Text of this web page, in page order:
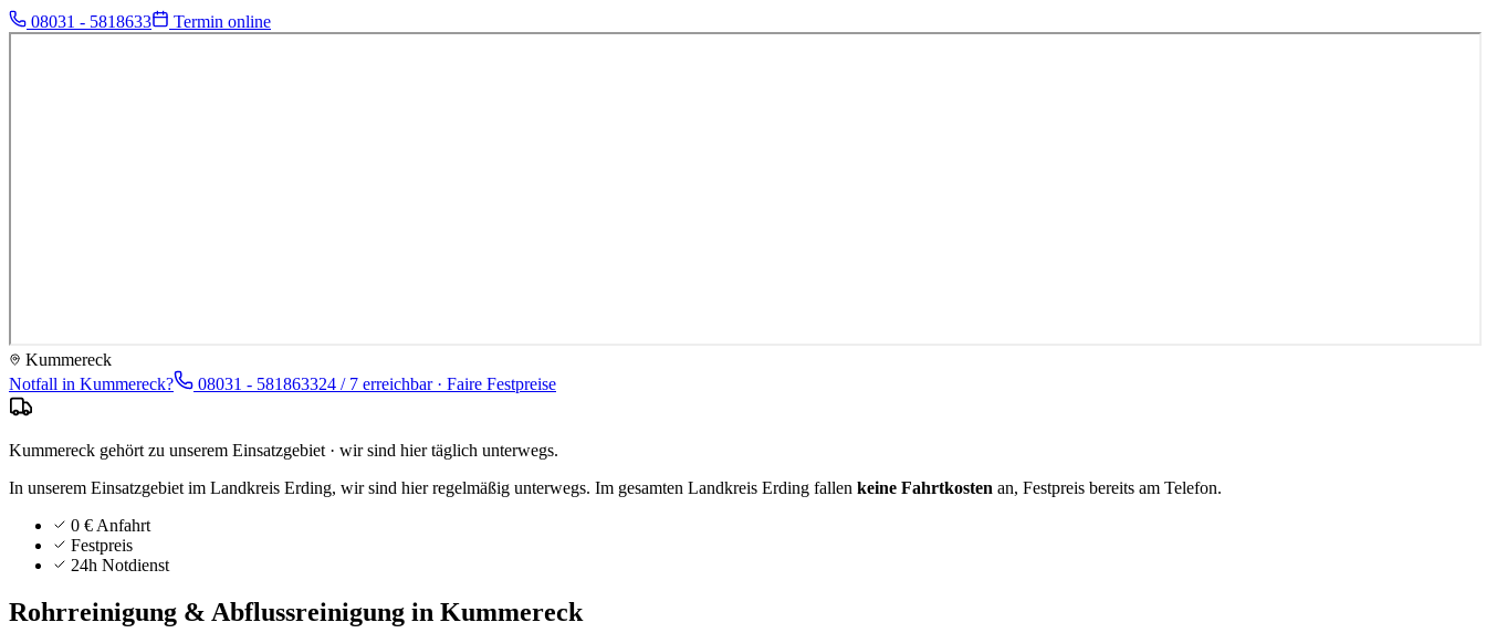
08031 - 5818633 Termin online
Kummereck
Notfall in Kummereck? 08031 - 581863324 / 7 erreichbar · Faire Festpreise
Kummereck gehört zu unserem Einsatzgebiet · wir sind hier täglich unterwegs.
In unserem Einsatzgebiet im Landkreis Erding, wir sind hier regelmäßig unterwegs. Im gesamten Landkreis Erding fallen keine Fahrtkosten an, Festpreis bereits am Telefon.
0 € Anfahrt
Festpreis
24h Notdienst
Rohrreinigung & Abflussreinigung in Kummereck